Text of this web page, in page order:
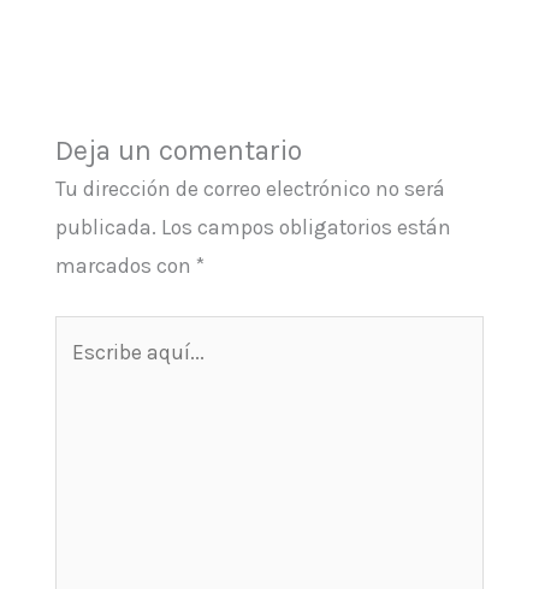
Deja un comentario
Tu dirección de correo electrónico no será
publicada. Los campos obligatorios están
marcados con *